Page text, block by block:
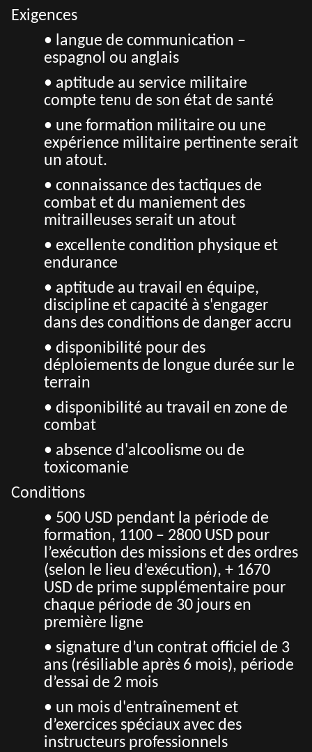
Exigences
• langue de communication –
espagnol ou anglais
• aptitude au service militaire
compte tenu de son état de santé
• une formation militaire ou une
expérience militaire pertinente serait
un atout.
• connaissance des tactiques de
combat et du maniement des
mitrailleuses serait un atout
• excellente condition physique et
endurance
• aptitude au travail en équipe,
discipline et capacité à s'engager
dans des conditions de danger accru
• disponibilité pour des
déploiements de longue durée sur le
terrain
• disponibilité au travail en zone de
combat
• absence d'alcoolisme ou de
toxicomanie
Conditions
• 500 USD pendant la période de
formation, 1100 – 2800 USD pour
l’exécution des missions et des ordres
(selon le lieu d’exécution), + 1670
USD de prime supplémentaire pour
chaque période de 30 jours en
première ligne
• signature d’un contrat officiel de 3
ans (résiliable après 6 mois), période
d’essai de 2 mois
• un mois d'entraînement et
d’exercices spéciaux avec des
instructeurs professionnels